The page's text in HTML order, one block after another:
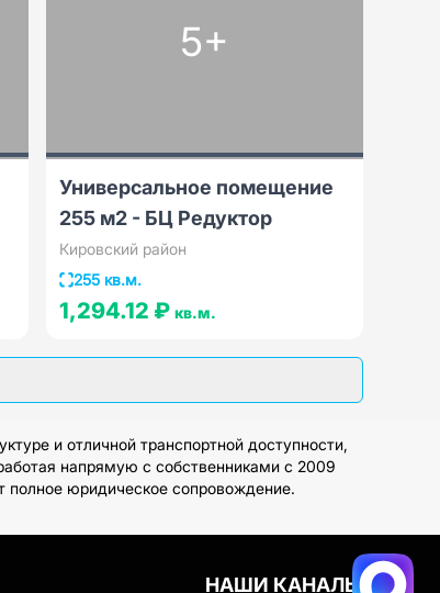
5+
Универсальное помещение
255 м2 - БЦ Редуктор
Кировский район
255 кв.м.
1,294.12 ₽ кв.м.
и отличной транспортной доступности,
напрямую с собственниками с 2009
полное юридическое сопровождение.
НАШИ КАНАЛЫ